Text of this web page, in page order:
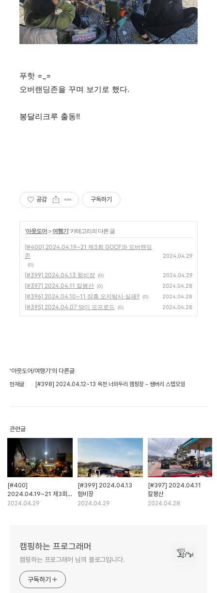
푸핫 =_=
오버랜딩존을 꾸며 보기로 했다.
봉달리크루 출동!!
공감 구독하기
'아웃도어 > 여행기' 카테고리의 다른 글
[#400] 2024.04.19~21 제3회 GOCF와 오버랜딩
존
(0)
2024.04.29
[#399] 2024.04.13 험비장 (0) 2024.04.29
[#397] 2024.04.11 칼봉산 (0) 2024.04.28
[#396] 2024.04.10~11 장흥 오지탐사 실패!! (0) 2024.04.28
[#395] 2024.04.07 땅미 오프로드 (0) 2024.04.28
'아웃도어/여행기'의 다른글
현재글 [#398] 2024.04.12~13 옥천 너와두리 캠핑장 - 쌤버리 스텝모임
관련글
[#400]
2024.04.19~21 제3회
GOCF와 오버랜딩존
2024.04.29
[#399] 2024.04.13
험비장
2024.04.29
[#397] 2024.04.11
칼봉산
2024.04.28
캠핑하는 프로그래머
캠핑하는 프로그래머 님의 블로그입니다.
구독하기